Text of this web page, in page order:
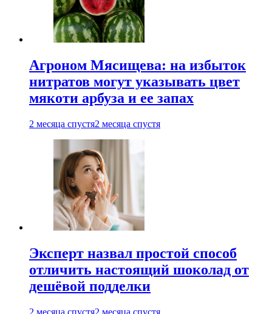
Агроном Мясищева: на избыток
нитратов могут указывать цвет
мякоти арбуза и ее запах
2 месяца спустя2 месяца спустя
Эксперт назвал простой способ
отличить настоящий шоколад от
дешёвой подделки
2 месяца спустя2 месяца спустя